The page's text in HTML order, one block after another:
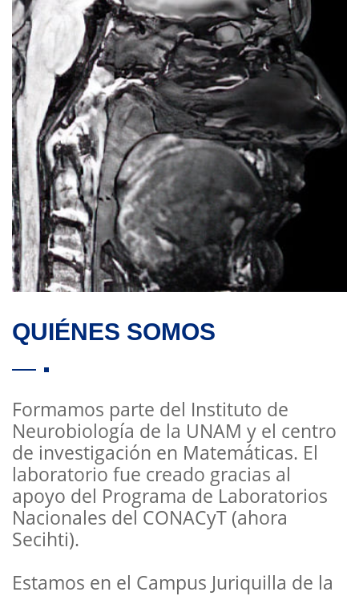
QUIÉNES SOMOS
Formamos parte del Instituto de
Neurobiología de la UNAM y el centro
de investigación en Matemáticas. El
laboratorio fue creado gracias al
apoyo del Programa de Laboratorios
Nacionales del CONACyT (ahora
Secihti).
Estamos en el Campus Juriquilla de la